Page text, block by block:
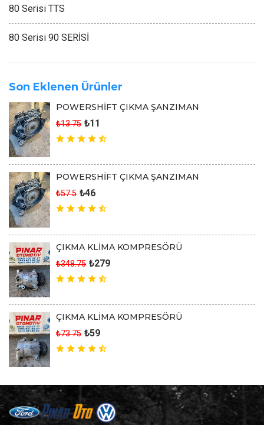
80 Serisi TTS
80 Serisi 90 SERİSİ
Son Eklenen Ürünler
POWERSHİFT ÇIKMA ŞANZIMAN
₺13.75 ₺11
POWERSHİFT ÇIKMA ŞANZIMAN
₺57.5 ₺46
ÇIKMA KLİMA KOMPRESÖRÜ
₺348.75 ₺279
ÇIKMA KLİMA KOMPRESÖRÜ
₺73.75 ₺59